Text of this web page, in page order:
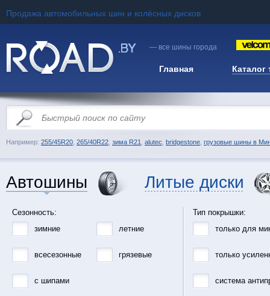
Продажа автомобильных шин и колёсных дисков
— все шины города
Главная Каталог
Например: 255/45R20 265/40R22 зима R21 alutec bridgestone грузовые шины в
Автошины Литые диски
Сезонность:
зимние
летние
всесезонные грязевые
с шипами
Тип покрышки:
только для
только
система